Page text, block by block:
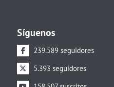
Síguenos
239.589 seguidores
5.393 seguidores